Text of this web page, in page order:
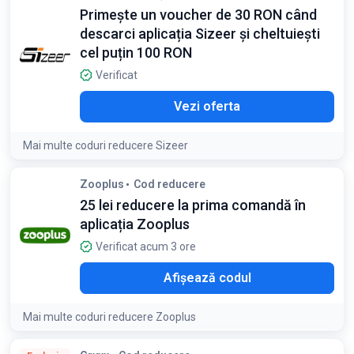
Primește un voucher de 30 RON când
descarci aplicația Sizeer și cheltuiești
cel puțin 100 RON
Verificat
Vezi oferta
Mai multe coduri reducere Sizeer
Detaliile ofertei:
Obține 250 de puncte Sizeer și un voucher
de 30 RON la cumpărături de minimum 100 RON după
descărcarea aplicației
Zooplus Cod reducere
25 lei reducere la prima comandă în
aplicația Zooplus
Verificat acum 3 ore
Afișează codul
Mai multe coduri reducere Zooplus